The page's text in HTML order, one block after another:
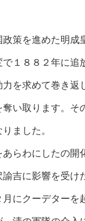
策を進めた明成
１８８２年に追
を求めて巻き返
い取ります。そ
ました。
らわにしたの開
諭吉に影響を受け
にクーデターを